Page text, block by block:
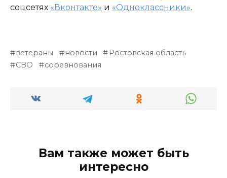
соцсетях «Вконтакте» и «Одноклассники».
ветераны новости
Ростовская область
СВО
соревнования
Вам также может быть
интересно